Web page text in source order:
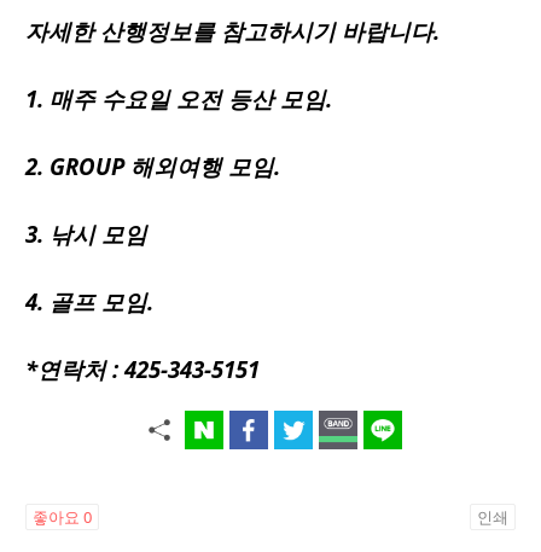
자세한 산행정보를 참고하시기 바랍니다.
1. 매주 수요일 오전 등산 모임.
2. GROUP 해외여행 모임.
3. 낚시 모임
4. 골프 모임.
*연락처 : 425-343-5151
좋아요 0 인쇄